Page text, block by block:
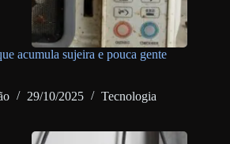
acumula sujeira e pouca gente
29/10/2025 Tecnologia